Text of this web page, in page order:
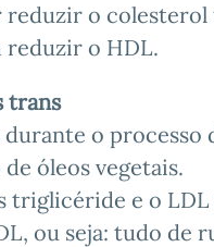
reduzir o colesterol
reduzir o HDL.
trans
durante o processo
óleos vegetais.
triglicéride e o LDL
ou seja: tudo de